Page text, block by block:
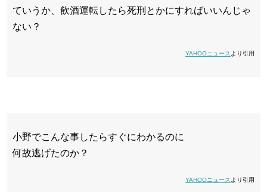
ていうか、飲酒運転したら死刑とかにすればいいんじゃ
ない？
YAHOOニュース より引用
小野でこんな事したらすぐにわかるのに
何故逃げたのか？
YAHOOニュース より引用